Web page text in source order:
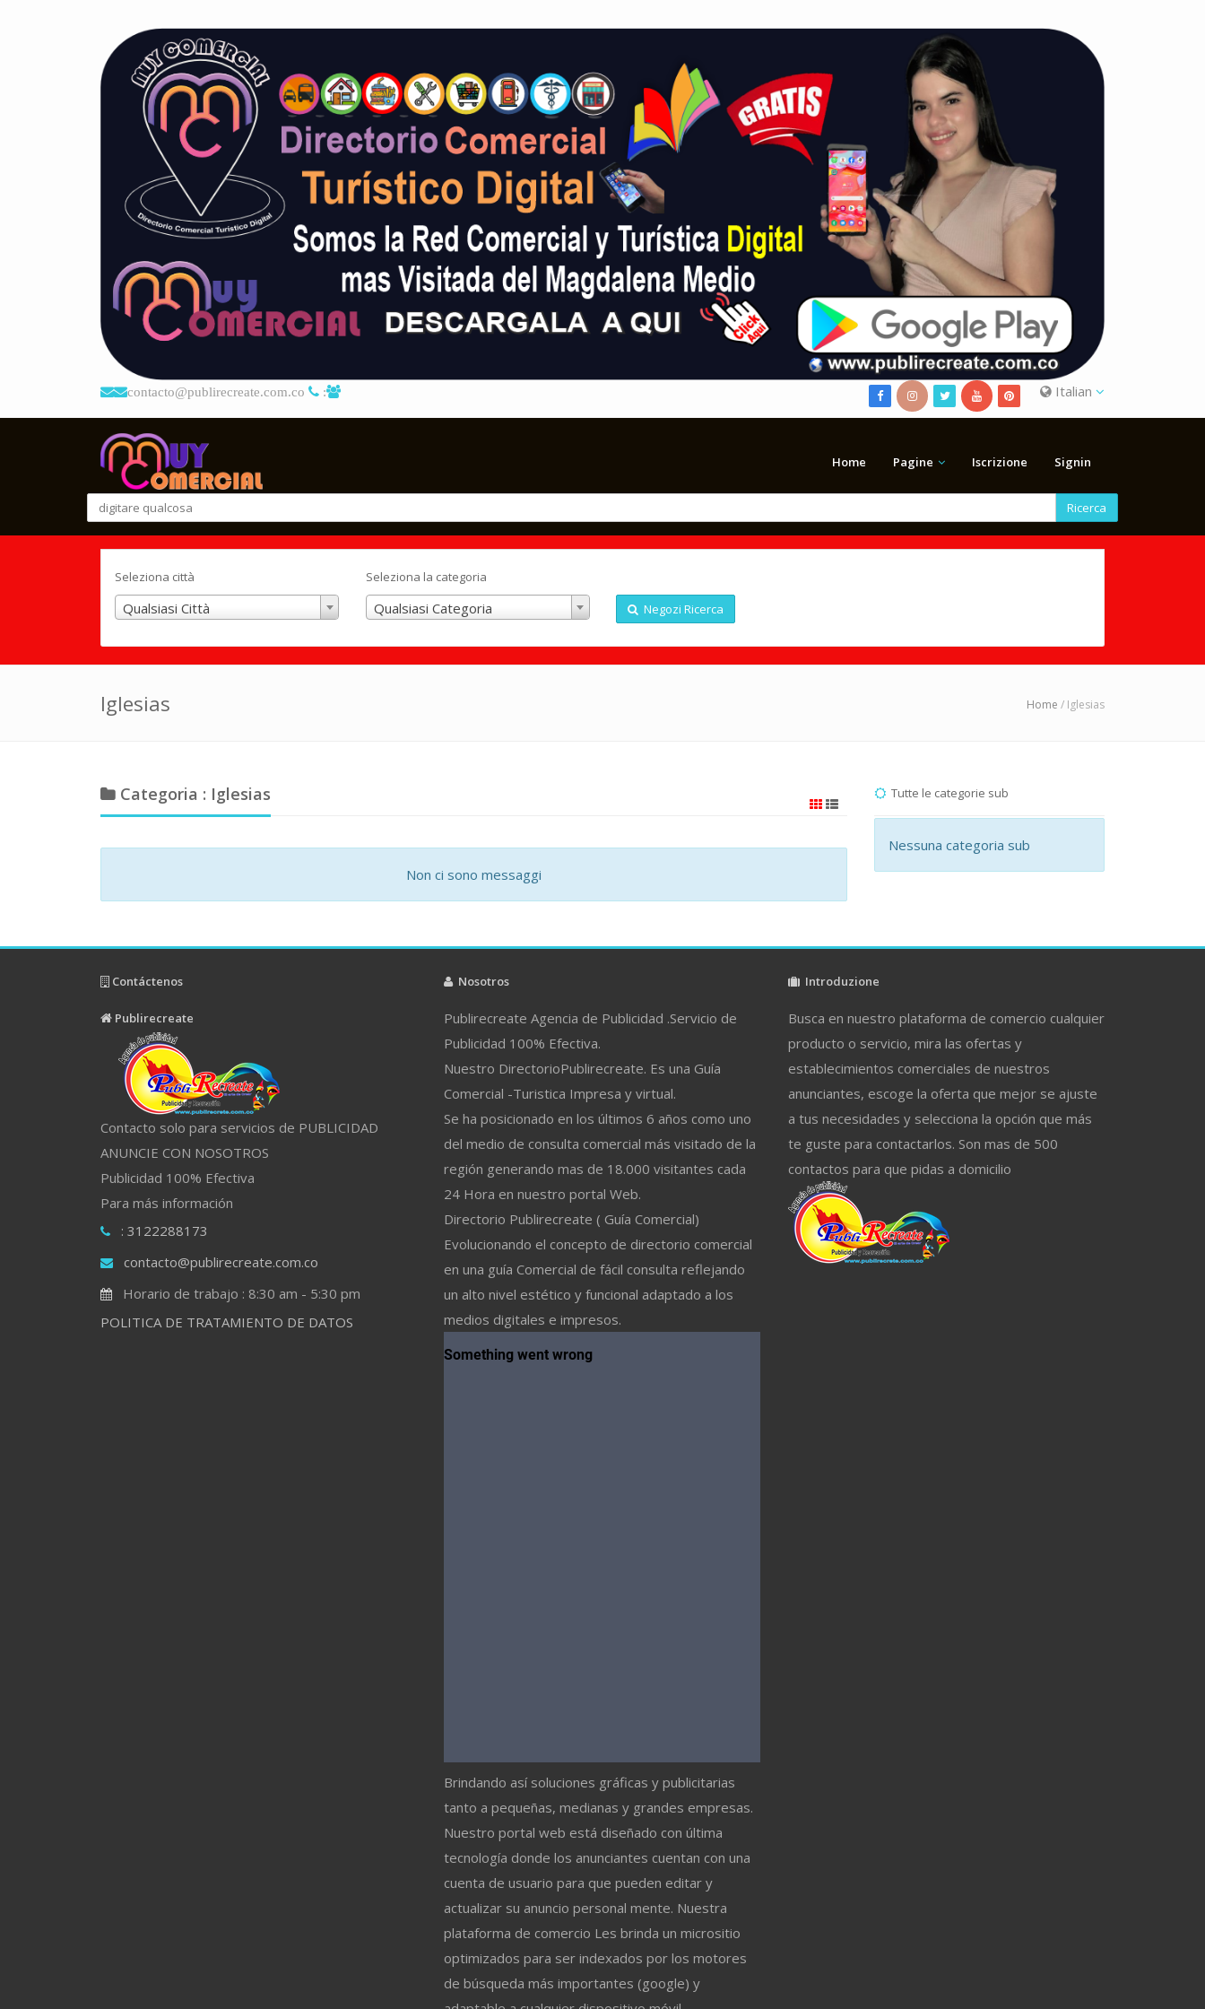
contacto@publirecreate.com.co : Italian
Home Pagine Iscrizione Signin
Ricerca
Seleziona città
Qualsiasi Città
Seleziona la categoria
Qualsiasi Categoria Negozi Ricerca
Iglesias Home / Iglesias
Categoria : Iglesias
Non ci sono messaggi
Tutte le categorie sub
Nessuna categoria sub
Contáctenos
Publirecreate
Contacto solo para servicios de PUBLICIDAD
ANUNCIE CON NOSOTROS
Publicidad 100% Efectiva
Para más información
: 3122288173
contacto@publirecreate.com.co
Horario de trabajo : 8:30 am - 5:30 pm
POLITICA DE TRATAMIENTO DE DATOS
Nosotros
Publirecreate Agencia de Publicidad .Servicio de
Publicidad 100% Efectiva.
Nuestro DirectorioPublirecreate. Es una Guía
Comercial -Turistica Impresa y virtual.
Se ha posicionado en los últimos 6 años como uno
del medio de consulta comercial más visitado de la
región generando mas de 18.000 visitantes cada
24 Hora en nuestro portal Web.
Directorio Publirecreate ( Guía Comercial)
Evolucionando el concepto de directorio comercial
en una guía Comercial de fácil consulta reflejando
un alto nivel estético y funcional adaptado a los
medios digitales e impresos.
Brindando así soluciones gráficas y publicitarias
tanto a pequeñas, medianas y grandes empresas.
Nuestro portal web está diseñado con última
tecnología donde los anunciantes cuentan con una
cuenta de usuario para que pueden editar y
actualizar su anuncio personal mente. Nuestra
plataforma de comercio Les brinda un micrositio
optimizados para ser indexados por los motores
de búsqueda más importantes (google) y
Introduzione
Busca en nuestro plataforma de comercio cualquier
producto o servicio, mira las ofertas y
establecimientos comerciales de nuestros
anunciantes, escoge la oferta que mejor se ajuste
a tus necesidades y selecciona la opción que más
te guste para contactarlos. Son mas de 500
contactos para que pidas a domicilio